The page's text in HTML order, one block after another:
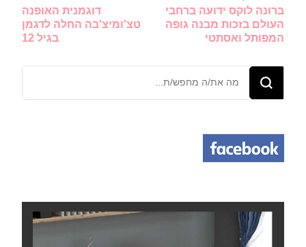
ברשומות
ברונה לוקס ידועה ברחבי
העולם בזכות מבנה גופה
המפותל ואסתטי
דוגמנית האופנה
טצ'ומיצ'בה החלה לדגמן
בגיל 12
מחפש/ת
משהו?